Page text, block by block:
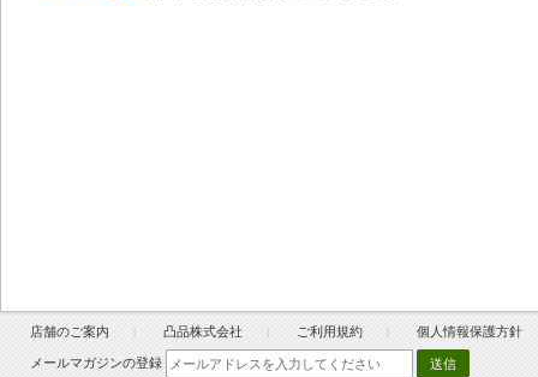
店舗のご案内 凸品株式会社 ご利用規約 個人情報保護方針
メールマガジンの登録 送信